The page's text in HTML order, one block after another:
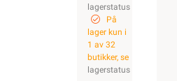
lagerstatus
På
lager kun i
1 av 32
butikker, se
lagerstatus